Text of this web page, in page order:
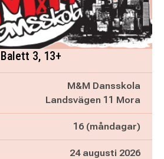
3, 13+
M&M Dansskola
Landsvägen 11 Mora
16 (måndagar)
24 augusti 2026